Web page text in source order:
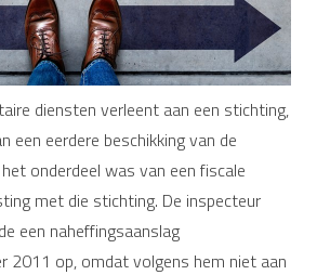
diensten verleent aan een stichting,
een eerdere beschikking van de
onderdeel was van een fiscale
met die stichting. De inspecteur
een naheffingsaanslag
2011 op, omdat volgens hem niet aan